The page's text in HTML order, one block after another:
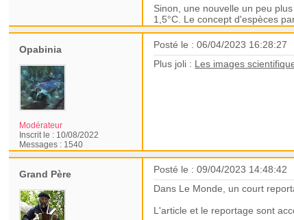
Sinon, une nouvelle un peu
1,5°C. Le concept d'espèces
Opabinia
Modérateur
Inscrit le : 10/08/2022
Messages : 1540
Posté le : 06/04/2023 16:28:27
Plus joli : Les images
Grand Père
Posté le : 09/04/2023 14:48:42
Dans Le Monde, un court
L'article et le reportage sont